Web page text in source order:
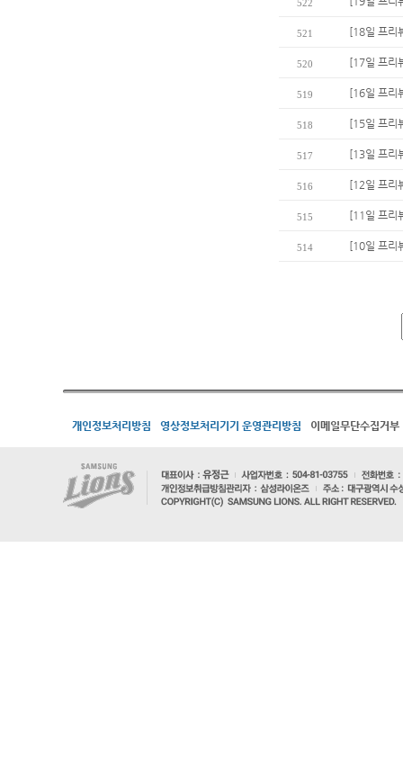
522
521 [18일 프리
520 [17일 프리
519 [16일 프리
518 [15일 프리
517 [13일 프리
516 [12일 프리
515 [11일 프리
514 [10일 프리
개인정보처리방침 영상정보처리기기 운영관리방침 이메일무단수집거부